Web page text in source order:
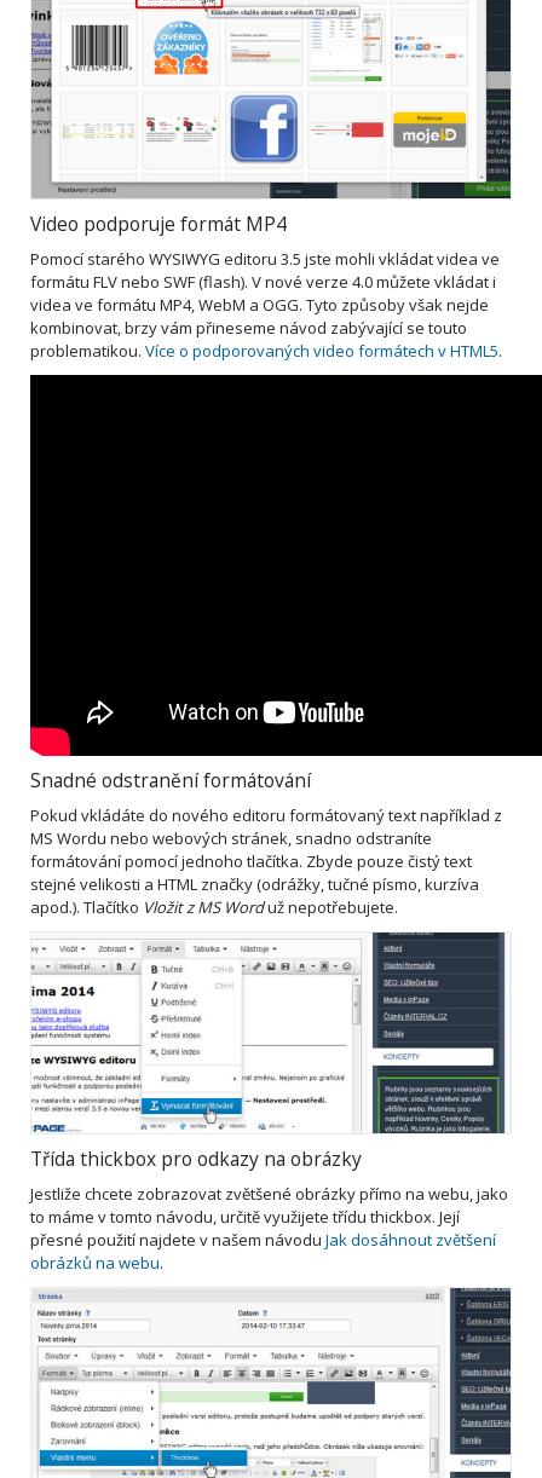
Video podporuje formát MP4
Pomocí starého WYSIWYG editoru 3.5 jste mohli vkládat videa ve
formátu FLV nebo SWF (flash). V nové verze 4.0 můžete vkládat i
videa ve formátu MP4, WebM a OGG. Tyto způsoby však nejde
kombinovat, brzy vám přineseme návod zabývající se touto
problematikou. Více o podporovaných video formátech v HTML5.
Snadné odstranění formátování
Pokud vkládáte do nového editoru formátovaný text například z
MS Wordu nebo webových stránek, snadno odstraníte
formátování pomocí jednoho tlačítka. Zbyde pouze čistý text
stejné velikosti a HTML značky (odrážky, tučné písmo, kurzíva
apod.). Tlačítko Vložit z MS Worduž nepotřebujete.
Třída thickbox pro odkazy na obrázky
Jestliže chcete zobrazovat zvětšené obrázky přímo na webu, jako
to máme v tomto návodu, určitě využijete třídu thickbox. Její
přesné použití najdete v našem návodu Jak dosáhnout zvětšení
obrázků na webu.